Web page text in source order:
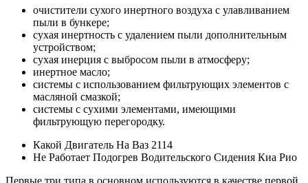
очистители сухого инертного воздуха с улавливанием
пыли в бункере;
сухая инертность с удалением пыли дополнительным
устройством;
сухая инерция с выбросом пыли в атмосферу;
инертное масло;
системы с использованием фильтрующих элементов с
масляной смазкой;
системы с сухими элементами, имеющими
фильтрующую перегородку.
Какой Двигатель На Ваз 2114
Не Работает Подогрев Водительского Сидения Киа Рио
Первые три типа в основном используются в качестве первой